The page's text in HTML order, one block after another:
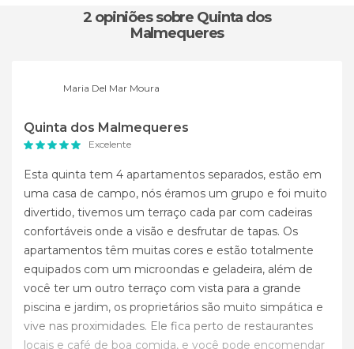
2 opiniõessobre Quinta dos
Malmequeres
Maria Del Mar Moura
Quinta dos Malmequeres
Excelente
Esta quinta tem 4 apartamentos separados, estão em
uma casa de campo, nós éramos um grupo e foi muito
divertido, tivemos um terraço cada par com cadeiras
confortáveis ​​onde a visão e desfrutar de tapas. Os
apartamentos têm muitas cores e estão totalmente
equipados com um microondas e geladeira, além de
você ter um outro terraço com vista para a grande
piscina e jardim, os proprietários são muito simpática e
vive nas proximidades. Ele fica perto de restaurantes
locais e café de boa comida, e você pode encomendar